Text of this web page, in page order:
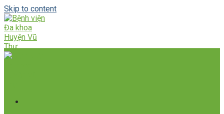
Skip to content